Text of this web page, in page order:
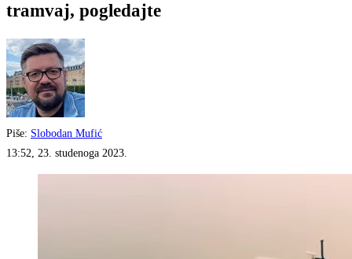
tramvaj, pogledajte
Piše: Slobodan Mufić
13:52, 23. studenoga 2023.